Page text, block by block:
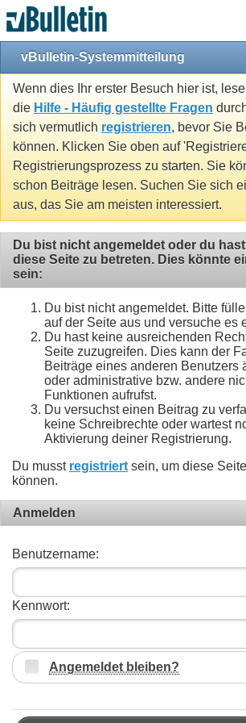
vBulletin-Systemmitteilung
Wenn dies Ihr erster Besuch hier ist,
die Hilfe - Häufig gestellte Fragen
sich vermutlich registrieren, bevor Sie
können. Klicken Sie oben auf
Registrierungsprozess zu starten. Sie
schon Beiträge lesen. Suchen Sie sich
aus, das Sie am meisten interessiert.
Du bist nicht angemeldet oder du
diese Seite zu betreten. Dies könnte
sein:
Du bist nicht angemeldet. Bitte
auf der Seite aus und versuche es
Du hast keine ausreichenden
Seite zuzugreifen. Dies kann der
Beiträge eines anderen Benutzers
oder administrative bzw. andere
Funktionen aufrufst.
Du versuchst einen Beitrag zu
keine Schreibrechte oder wartest
Aktivierung deiner Registrierung.
Du musst registriert sein, um diese
können.
Anmelden
Benutzername:
Kennwort:
Angemeldet bleiben?